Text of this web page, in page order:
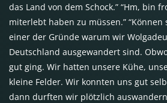
das Land von dem Schock.” “Hm, bin
miterlebt haben zu müssen.”
einer der Gründe warum wir
Deutschland ausgewandert sind.
gut ging. Wir hatten unsere Kühe,
kleine Felder. Wir konnten uns gut
dann durften wir plötzlich